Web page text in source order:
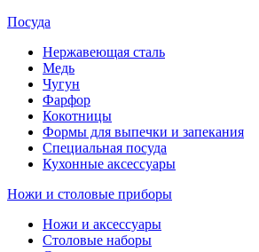
Посуда
Нержавеющая сталь
Медь
Чугун
Фарфор
Кокотницы
Формы для выпечки и запекания
Специальная посуда
Кухонные аксессуары
Ножи и столовые приборы
Ножи и аксессуары
Столовые наборы